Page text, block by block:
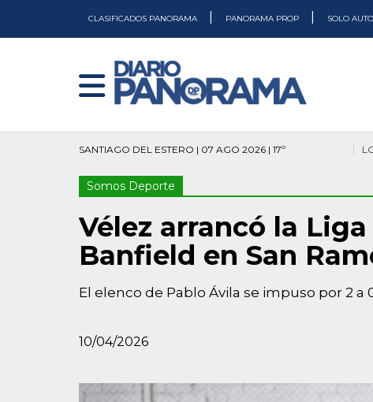
CLASIFICADOS PANORAMA PANORAMA PROP SOLO AUTO
SANTIAGO DEL ESTERO | 07 AGO 2026 | 17º
Somos Deporte
Vélez arrancó la
Banfield en San
El elenco de Pablo Ávila se impuso por 2 a
10/04/2026